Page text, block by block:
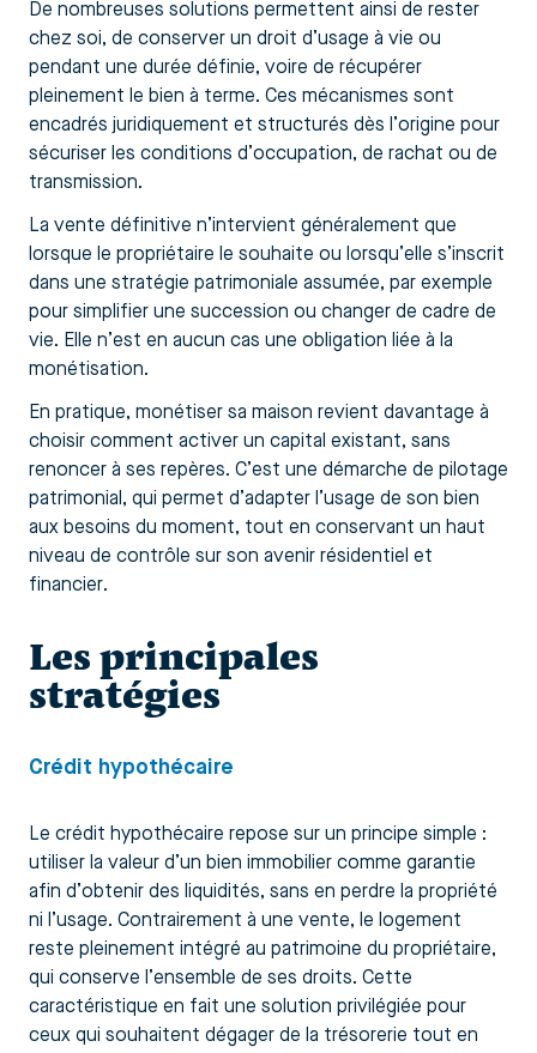
De nombreuses solutions permettent ainsi de rester
chez soi, de conserver un droit d’usage à vie ou
pendant une durée définie, voire de récupérer
pleinement le bien à terme. Ces mécanismes sont
encadrés juridiquement et structurés dès l’origine pour
sécuriser les conditions d’occupation, de rachat ou de
transmission.
La vente définitive n’intervient généralement que
lorsque le propriétaire le souhaite ou lorsqu’elle s’inscrit
dans une stratégie patrimoniale assumée, par exemple
pour simplifier une succession ou changer de cadre de
vie. Elle n’est en aucun cas une obligation liée à la
monétisation.
En pratique, monétiser sa maison revient davantage à
choisir comment activer un capital existant, sans
renoncer à ses repères. C’est une démarche de pilotage
patrimonial, qui permet d’adapter l’usage de son bien
aux besoins du moment, tout en conservant un haut
niveau de contrôle sur son avenir résidentiel et
financier.
Les principales
stratégies
Crédit hypothécaire
Le crédit hypothécaire repose sur un principe simple :
utiliser la valeur d’un bien immobilier comme garantie
afin d’obtenir des liquidités, sans en perdre la propriété
ni l’usage. Contrairement à une vente, le logement
reste pleinement intégré au patrimoine du propriétaire,
qui conserve l’ensemble de ses droits. Cette
caractéristique en fait une solution privilégiée pour
ceux qui souhaitent dégager de la trésorerie tout en